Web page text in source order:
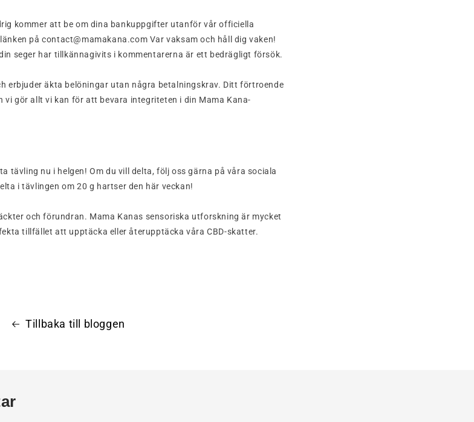
kommer att be om dina bankuppgifter utanför vår officiella
på contact@mamakana.com Var vaksam och håll dig vaken!
seger har tillkännagivits i kommentarerna är ett bedrägligt försök.
erbjuder äkta belöningar utan några betalningskrav. Ditt förtroende
vi gör allt vi kan för att bevara integriteten i din Mama Kana-
tävling nu i helgen! Om du vill delta, följ oss gärna på våra sociala
i tävlingen om 20 g hartser den här veckan!
och förundran. Mama Kanas sensoriska utforskning är mycket
tillfället att upptäcka eller återupptäcka våra CBD-skatter.
Tillbaka till bloggen